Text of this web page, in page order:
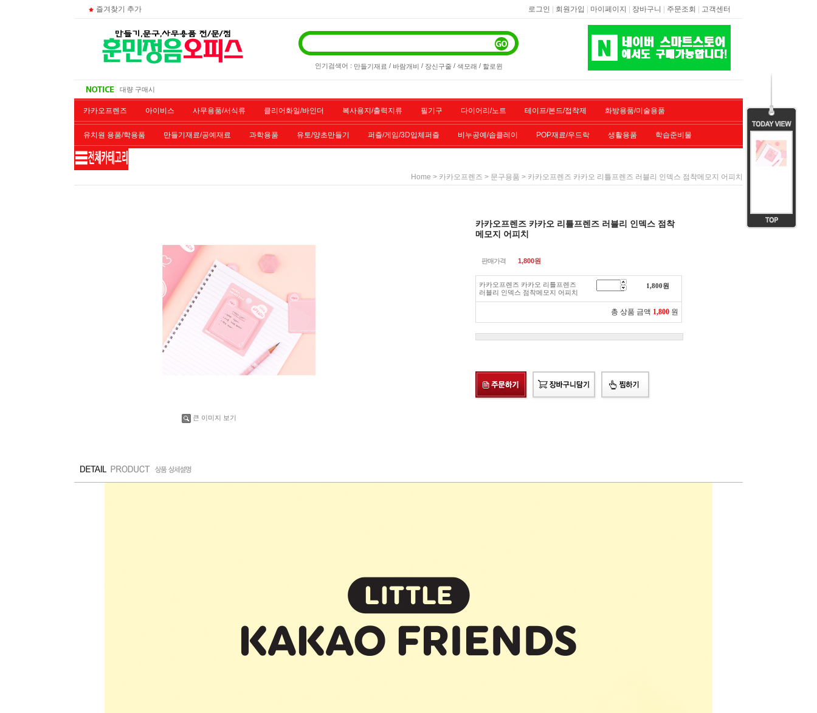
즐겨찾기 추가 로그인 | 회원가입 | 마이페이지 | 장바구니 | 주문조회 | 고객센터
인기검색어 : 만들기재료 / 바람개비 / 장신구줄 / 색모래 / 할로윈
주문 조회
무통장 입금시
카카오프렌즈 아이비스 사무용품/서식류 클리어화일/바인더 복사용지/출력지류 필기구 다이어리/노트 테이프/본드/접착제 화방용품/미술용품
유치원 용품/학용품 만들기재료/공예재료 과학용품 유토/양초만들기 퍼즐/게임/3D입체퍼즐 비누공예/솝클레이 POP재료/우드락 생활용품 학습준비물
재단/제본/코팅
Home > 카카오프렌즈 > 문구용품 > 카카오프렌즈 카카오 리틀프렌즈 러블리 인덱스 점착메모지 어피치
큰 이미지 보기
카카오프렌즈 카카오 리틀프렌즈 러블리 인덱스 점착
메모지 어피치
판매가격 1,800원
카카오프렌즈 카카오 리틀프렌즈
러블리 인덱스 점착메모지 어피치
1,800원
총 상품 금액 1,800 원